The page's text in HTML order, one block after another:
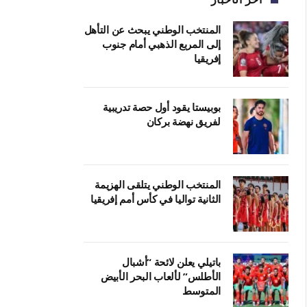
المنتخب الوطني يبحث عن التأهل
إلى المربع الذهبي أمام جنوب
إفريقيا
بوبيستا يقود أول حصة تدريبية
لفريق نهضة بركان
المنتخب الوطني يتلقى الهزيمة
الثانية تواليا في كأس أمم إفريقيا
باتيلي يعلن لائحة “أشبال
الأطلس” لألعاب البحر الأبيض
المتوسط